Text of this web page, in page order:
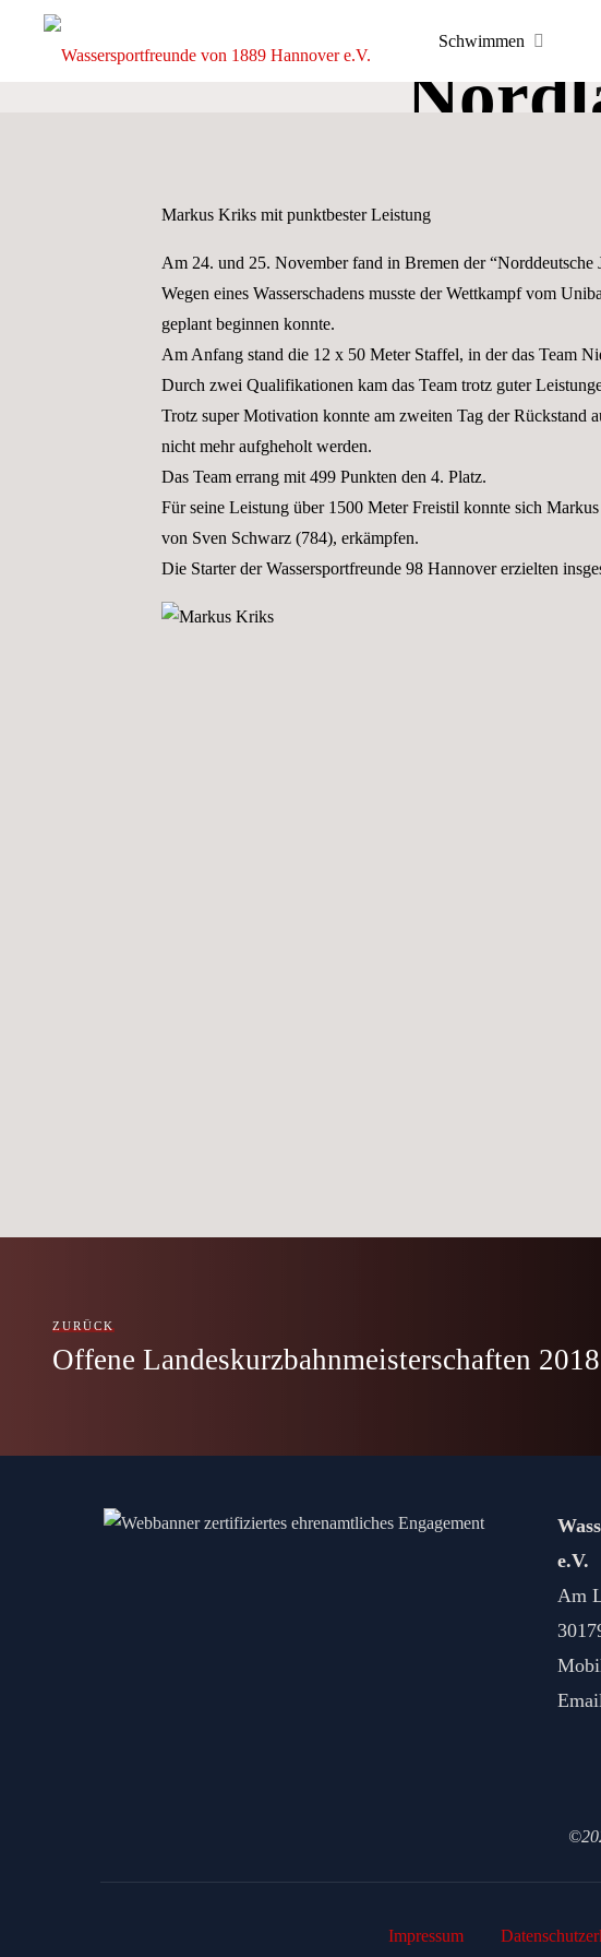
Wassersportfreunde
DIE
GANZE
UND
WASSERBALLSPORTS
Schwimmen
Markus Kriks mit punktbester Leistung
Am 24. und 25. November fand in Bremen der “Norddeutsche
Wegen eines Wasserschadens musste der Wettkampf vom
geplant beginnen konnte.
Am Anfang stand die 12 x 50 Meter Staffel, in der das Team
Durch zwei Qualifikationen kam das Team trotz guter
Trotz super Motivation konnte am zweiten Tag der Rückstand
nicht mehr aufgheholt werden.
Das Team errang mit 499 Punkten den 4. Platz.
Für seine Leistung über 1500 Meter Freistil konnte sich
von Sven Schwarz (784), erkämpfen.
Die Starter der Wassersportfreunde 98 Hannover erzielten
ZURÜCK
Offene Landeskurzbahnmeisterschaften 2018
e.V.
Am
Impressum